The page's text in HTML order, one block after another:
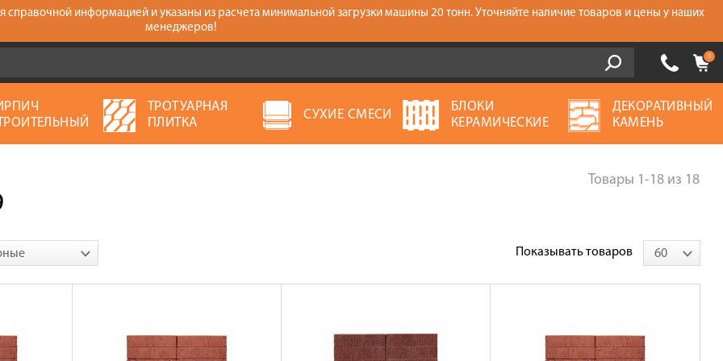
справочной информацией и указаны из расчета минимальной загрузки машины 20 тонн. Уточняйте наличие товаров и цены у наших
менеджеров!
0
ТРОТУАРНАЯ
ПЛИТКА
СУХИЕ СМЕСИ
БЛОКИ
КЕРАМИЧЕСКИЕ
ДЕКОРАТИВНЫЙ
КАМЕНЬ
Товары 1-18из 18
Показывать товаров 60